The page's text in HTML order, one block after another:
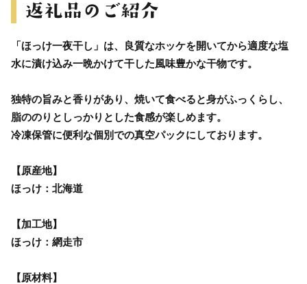
「ほっけ一夜干し」は、良質なホッケを開いてから適度な塩
水に漬け込み一晩かけて干した風味豊かな干物です。
独特の旨みと香りがあり、焼いて食べると身がふっくらし、
脂ののりとしっかりとした食感が楽しめます。
冷凍保管に便利な個別での真空パックにしております。
【原産地】
ほっけ：北海道
【加工地】
ほっけ：網走市
【原材料】